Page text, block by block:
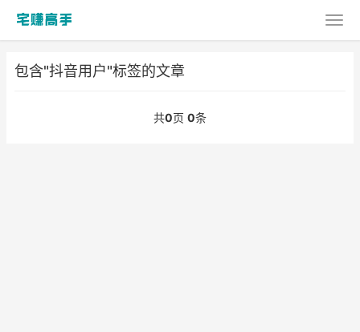
包含"抖音用户"标签的文章
共0页 0条